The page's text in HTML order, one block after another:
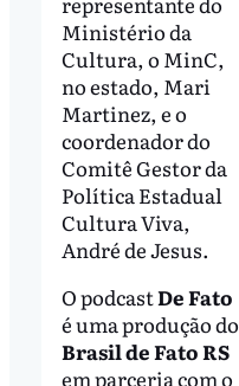
Ministério da
Cultura, o MinC,
no estado, Mari
Martinez, e o
coordenador do
Comitê Gestor da
Política Estadual
Cultura Viva,
André de Jesus.
O podcastDe Fato
é uma produção do
Brasil de Fato RS
em parceria com o